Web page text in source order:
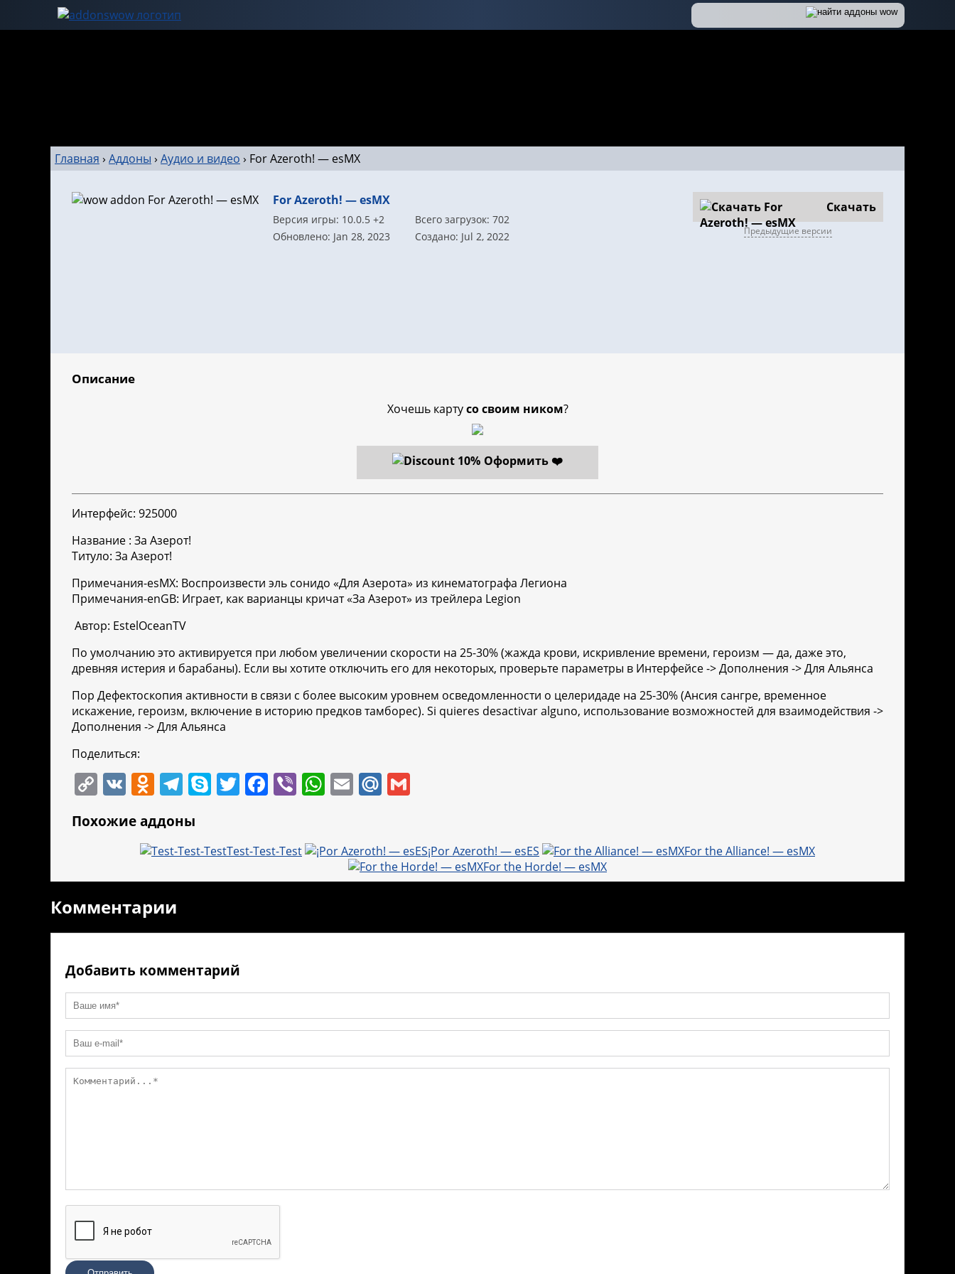
Главная › Аддоны › Аудио и видео › For Azeroth! — esMX
For Azeroth! — esMX
Версия игры: 10.0.5 +2
Всего загрузок: 702
Обновлено: Jan 28, 2023
Создано: Jul 2, 2022
Скачать
Предыдущие версии
Описание
Хочешь картусо своим ником?
Оформить ❤️
Интерфейс: 925000
Название : За Азерот!
Титуло: За Азерот!
Примечания-esMX: Воспроизвести эль сонидо «Для Азерота» из кинематографа Легиона
Примечания-enGB: Играет, как варианцы кричат «За Азерот» из трейлера Legion
Автор: EstelOceanTV
По умолчанию это активируется при любом увеличении скорости на 25-30% (жажда крови, искривление времени, героизм — да, даже это,
древняя истерия и барабаны). Если вы хотите отключить его для некоторых, проверьте параметры в Интерфейсе -> Дополнения -> Для Альянса
Пор Дефектоскопия активности в связи с более высоким уровнем осведомленности о целеридаде на 25-30% (Ансия сангре, временное
искажение, героизм, включение в историю предков тамборес). Si quieres desactivar alguno, использование возможностей для взаимодействия ->
Дополнения -> Для Альянса
Поделиться:
C
p
Li
n
k
V O
n
o
kl
a
ss
ni
ki
T
e
gr
a
S
p
e
T
er
F
e
b
k
Vi W
s
A
E
l
M
R
u
l
Похожие аддоны
Test-Test-Test ¡Por Azeroth! — esES
For the Alliance! — esMX
For the Horde! — esMX
Комментарии
Добавить комментарий